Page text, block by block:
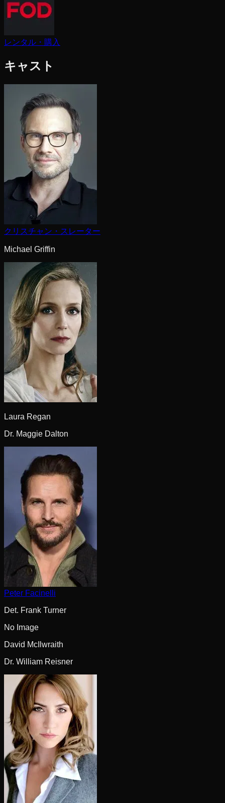
レンタル・購入
キャスト
クリスチャン・スレーター
Michael Griffin
Laura Regan
Dr. Maggie Dalton
Peter Facinelli
Det. Frank Turner
No Image
David McIlwraith
Dr. William Reisner